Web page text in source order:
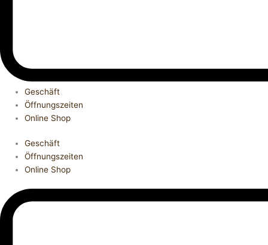
Geschäft
Öffnungszeiten
Online Shop
Geschäft
Öffnungszeiten
Online Shop